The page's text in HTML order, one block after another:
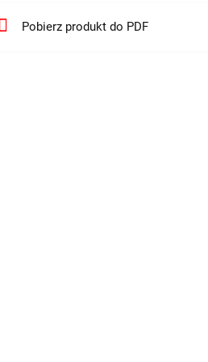
Pobierz produkt do PDF